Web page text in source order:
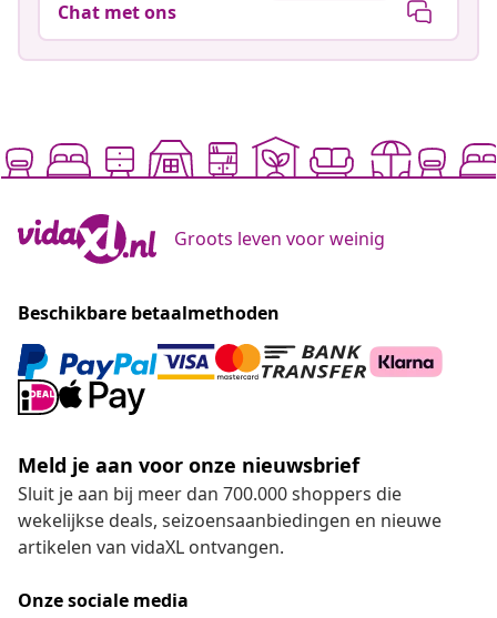
Chat met ons
Groots leven voor weinig
Beschikbare betaalmethoden
Meld je aan voor onze nieuwsbrief
Sluit je aan bij meer dan 700.000 shoppers die
wekelijkse deals, seizoensaanbiedingen en nieuwe
artikelen van vidaXL ontvangen.
Onze sociale media